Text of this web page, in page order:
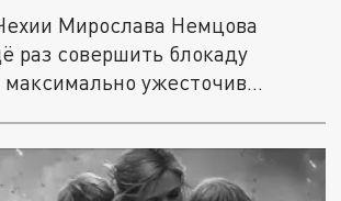
Мирослава Немцова
раз совершить блокаду
ужесточив...